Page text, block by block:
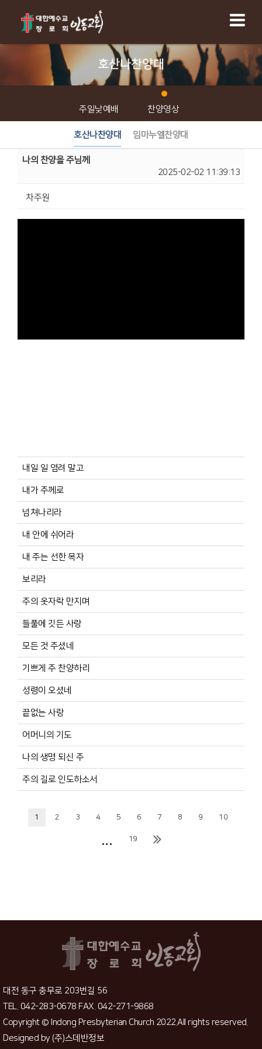
호산나찬양대
주일낮예배 찬양영상
호산나찬양대 임마누엘찬양대
나의 찬양을 주님께
2025-02-02 11:39:13
차주원
내일 일 염려 말고
내가 주께로
넘쳐나리라
내 안에 쉬어라
내 주는 선한 목자
보리라
주의 옷자락 만지며
들풀에 깃든 사랑
모든 것 주셨네
기쁘게 주 찬양하리
성령이 오셨네
끝없는 사랑
어머니의 기도
나의 생명 되신 주
주의 길로 인도하소서
1 2 3 4 5 6 7 8 9 10
... 19
대전 동구 충무로 203번길 56
TEL. 042-283-0678 FAX. 042-271-9868
Copyright © Indong Presbyterian Church 2022.All rights reserved.
Designed by(주)스데반정보